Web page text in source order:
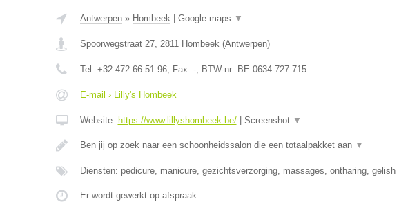
Antwerpen» Hombeek| Google maps ▼
Spoorwegstraat 27, 2811 Hombeek(Antwerpen)
Tel: +32 472 66 51 96, Fax: -, BTW-nr: BE 0634.727.715
E-mail › Lilly's Hombeek
Website: https://www.lillyshombeek.be/| Screenshot ▼
Ben jij op zoek naar een schoonheidssalon die een totaalpakket aan ▼
Diensten: pedicure, manicure, gezichtsverzorging, massages, ontharing, gelish
Er wordt gewerkt op afspraak.